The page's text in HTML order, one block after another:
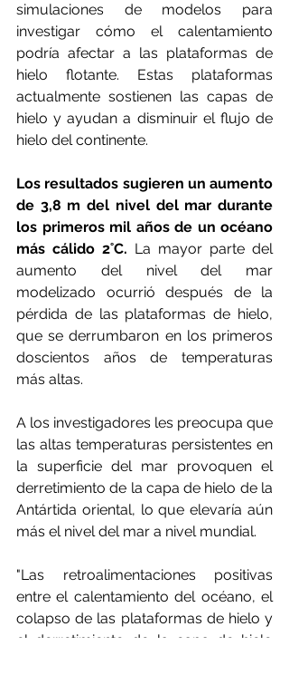
simulaciones de modelos para
investigar cómo el calentamiento
podría afectar a las plataformas de
hielo flotante. Estas plataformas
actualmente sostienen las capas de
hielo y ayudan a disminuir el flujo de
hielo del continente.
Los resultados sugieren un aumento
de 3,8 m del nivel del mar durante
los primeros mil años de un océano
más cálido 2˚C. La mayor parte del
aumento del nivel del mar
modelizado ocurrió después de la
pérdida de las plataformas de hielo,
que se derrumbaron en los primeros
doscientos años de temperaturas
más altas.
A los investigadores les preocupa que
las altas temperaturas persistentes en
la superficie del mar provoquen el
derretimiento de la capa de hielo de la
Antártida oriental, lo que elevaría aún
más el nivel del mar a nivel mundial.
"Las retroalimentaciones positivas
entre el calentamiento del océano, el
colapso de las plataformas de hielo y
el derretimiento de la capa de hielo